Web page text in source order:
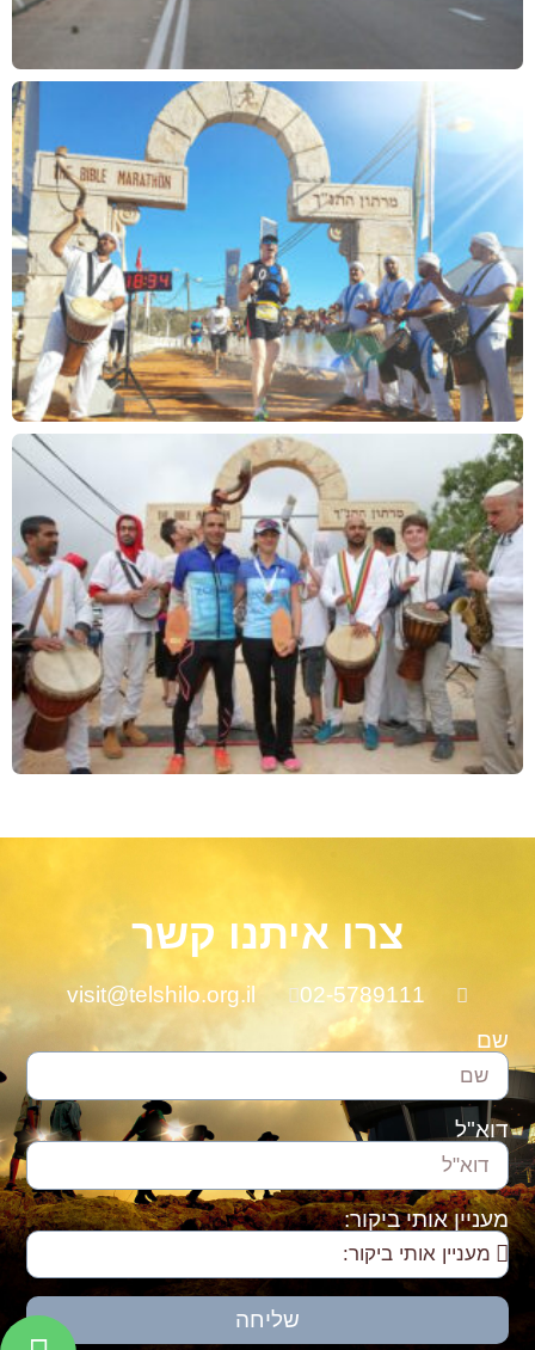
צרו איתנו קשר
02-5789111
visit@telshilo.org.il
שם
דוא"ל
מעניין אותי ביקור:
שליחה